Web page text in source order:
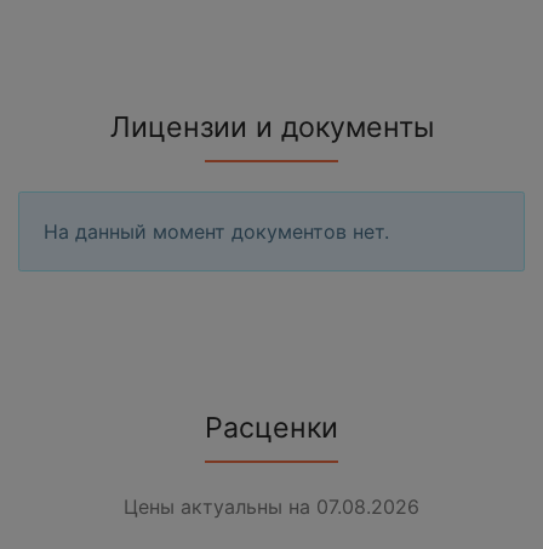
Лицензии и документы
На данный момент документов нет.
Расценки
Цены актуальны на 07.08.2026